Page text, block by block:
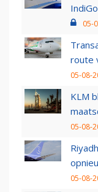
05-
route
05-08-
KLM
05-08-
05-08-